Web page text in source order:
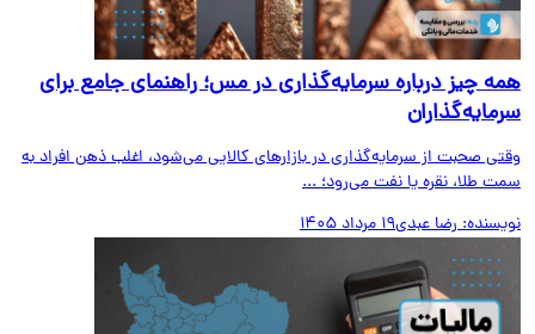
چیز درباره سرمایه‌گذاری در مس؛ راهنمای جامع برای
صحبت از سرمایه‌گذاری در بازارهای کالایی می‌شود، اغلب ذهن افراد به
طلا، نقره یا نفت می‌رود؛ ...
رضا عبدی19 مرداد 1405